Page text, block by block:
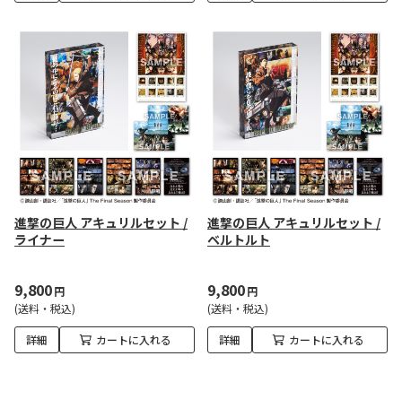
進撃の巨人 アキュリルセット /
ライナー
9,800円
(送料・税込)
詳細 カートに入れる
進撃の巨人 アキュリルセット /
ベルトルト
9,800円
(送料・税込)
詳細 カートに入れる